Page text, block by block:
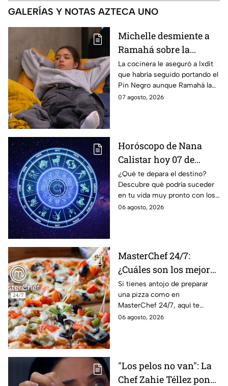
GALERÍAS Y NOTAS AZTECA UNO
Michelle desmiente a
Ramahá sobre la
designación del Pin
Negro a un integrante
de las "Divas" en
MasterChef 24/7
La cocinera le aseguró a Ixdit
que habría seguido portando el
Pin Negro aunque Ramahá la
hubiera subido al balcón
07 agosto, 2026
Horóscopo de Nana
Calistar hoy 07 de
agosto; estos signos
podrían dejar de estar
solteros más pronto de
lo que imaginan y
¿Qué te depara el destino?
Descubre qué podría suceder
en tu vida muy pronto con los
horóscopos de Nana Calistar;
06 agosto, 2026
MasterChef 24/7:
¿Cuáles son los mejores
quesos para preparar
pizza en casa?
Si tienes antojo de preparar
una pizza como en
MasterChef 24/7, aquí te
contamos todo lo que debes
06 agosto, 2026
"Los pelos no van": La
Chef Zahie Téllez pone